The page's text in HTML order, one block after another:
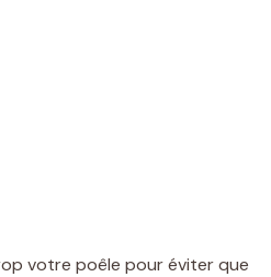
votre poêle pour éviter que